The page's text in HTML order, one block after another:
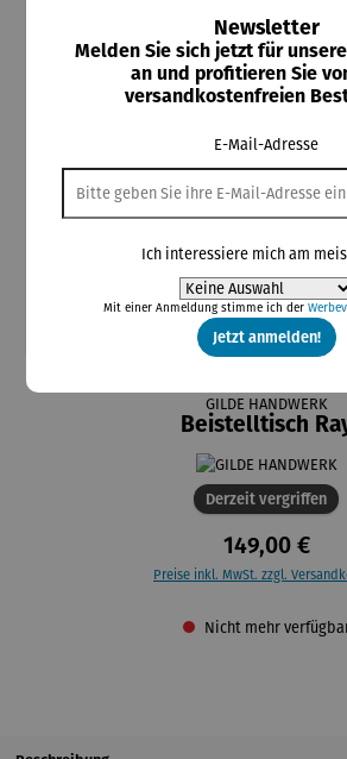
GILDE HANDWERK
Beistelltisch
Derzeit vergriffen
149,00 €
Preise inkl. MwSt. zzgl.
Nicht mehr
Newsletter
Melden Sie sich jetzt für
an und profitieren Sie
versandkostenfreien
E-Mail-Adresse
Ich interessiere mich am
Mit einer Anmeldung stimme ich der
Jetzt anmelden!